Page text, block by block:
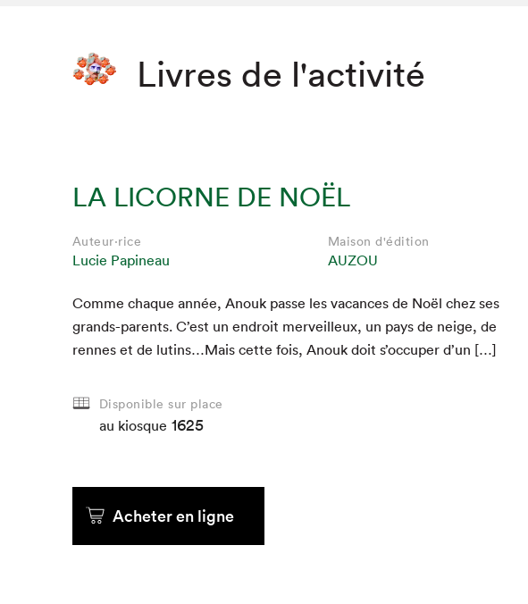
Livres de l'activité
LA LICORNE DE NOËL
Auteur·rice
Lucie Papineau
Maison d'édition
AUZOU
Comme chaque année, Anouk passe les vacances de Noël chez ses
grands-par­ents. C’est un endroit mer­veilleux, un pays de neige, de
rennes et de lutins…Mais cette fois, Anouk doit s’occuper d’un […]
Disponible sur place
au kiosque 1625
Acheter en ligne